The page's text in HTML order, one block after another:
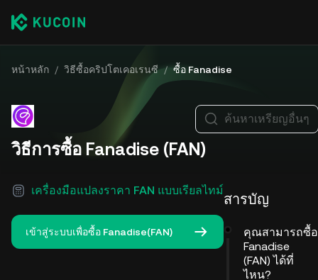
หน้าหลัก / วิธีซื้อคริปโตเคอเรนซี / ซื้อ Fanadise
วิธีการซื้อ Fanadise (FAN)
เครื่องมือแปลงราคา FAN แบบเรียลไทม์
เข้าสู่ระบบเพื่อซื้อ Fanadise(FAN)
ค้นหาเหรียญอื่นๆ
สารบัญ
คุณสามารถซื้อ
Fanadise
(FAN) ได้ที่
ไหน?